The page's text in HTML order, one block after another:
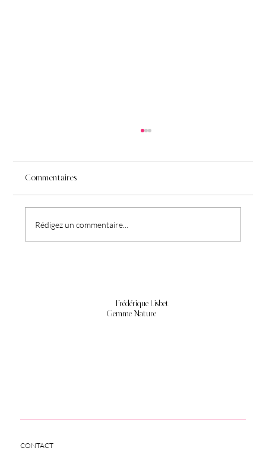
Commentaires
Rédigez un commentaire...
Frédérique Lisbet
Gemme Nature
CONTACT